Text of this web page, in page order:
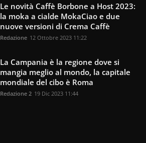
Le novità Caffè Borbone a Host 2023:
la moka a cialde MokaCiao e due
nuove versioni di Crema Caffè
Redazione 12 Ottobre 2023 11:22
La Campania è la regione dove si
mangia meglio al mondo, la capitale
mondiale del cibo è Roma
Redazione 2 19 Dic 2023 11:44